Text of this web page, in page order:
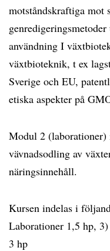
motståndskraftiga mot
användning I
växtbioteknik, t ex
Sverige och EU,
etiska aspekter på
Modul 2
vävnadsodling av
näringsinnehåll.
Kursen indelas i
Laborationer 1,5 hp,
3 hp